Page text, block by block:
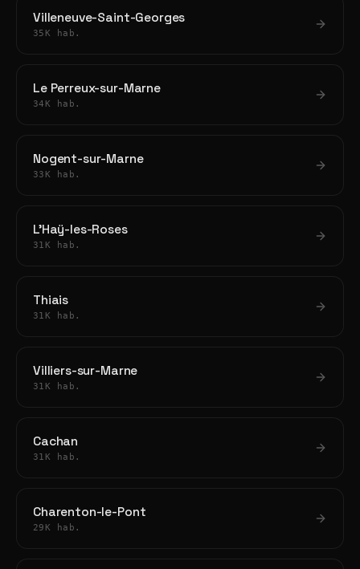
Villeneuve-Saint-Georges
35K hab.
Le Perreux-sur-Marne
34K hab.
Nogent-sur-Marne
33K hab.
L'Haÿ-les-Roses
31K hab.
Thiais
31K hab.
Villiers-sur-Marne
31K hab.
Cachan
31K hab.
Charenton-le-Pont
29K hab.